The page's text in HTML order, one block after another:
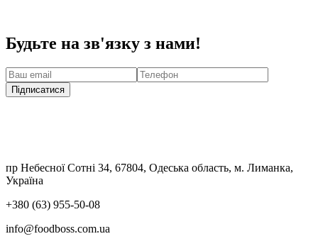
Будьте на зв'язку з нами!
Підписатися
пр Небесної Сотні 34, 67804, Одеська область, м. Лиманка,
Україна
+380 (63) 955-50-08
info@foodboss.com.ua